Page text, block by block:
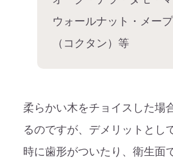
ウォールナット・メー
（コクタン）等
柔らかい木をチョイスした場
るのですが、デメリットとし
時に歯形がついたり、衛生面